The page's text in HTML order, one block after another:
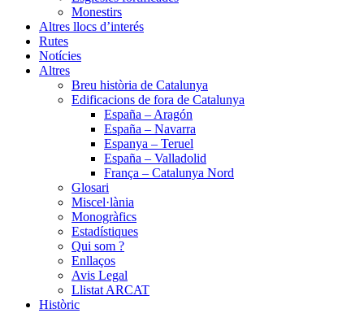
Monestirs
Altres llocs d’interés
Rutes
Notícies
Altres
Breu història de Catalunya
Edificacions de fora de Catalunya
España – Aragón
España – Navarra
Espanya – Teruel
España – Valladolid
França – Catalunya Nord
Glosari
Miscel·lània
Monogràfics
Estadístiques
Qui som ?
Enllaços
Avis Legal
Llistat ARCAT
Històric